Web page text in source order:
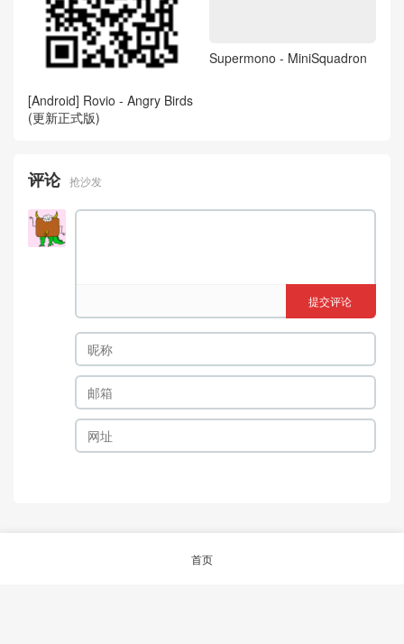
[Android] Rovio - Angry Birds
(更新正式版)
Supermono - MiniSquadron
评论 抢沙发
提交评论
首页